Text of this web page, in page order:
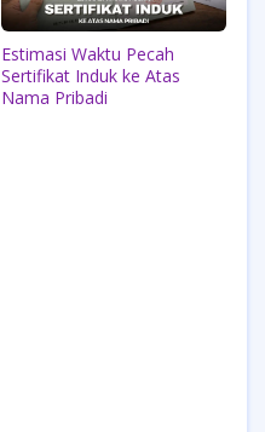
Estimasi Waktu Pecah
Sertifikat Induk ke Atas
Nama Pribadi